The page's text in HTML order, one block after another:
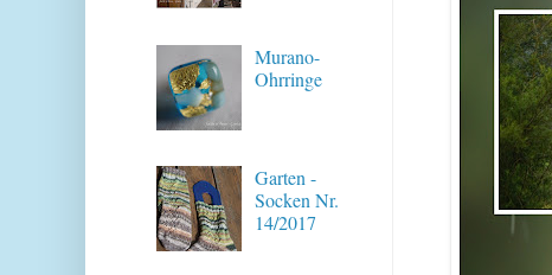
Murano-
Ohrringe
Garten -
Socken Nr.
14/2017